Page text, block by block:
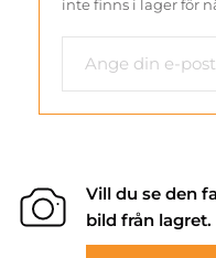
inte finns i lager för
Vill du se den
bild från lagret.